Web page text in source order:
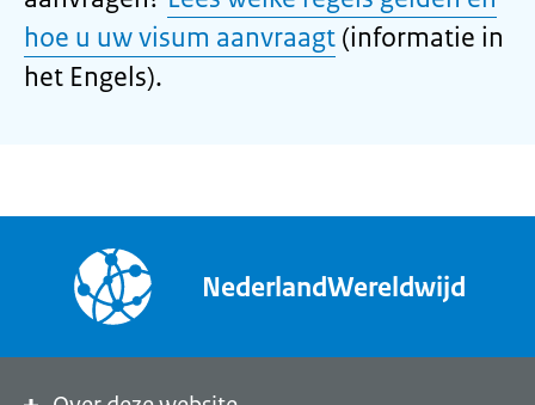
hoe u uw visum aanvraagt (informatie in
het Engels).
NederlandWereldwijd